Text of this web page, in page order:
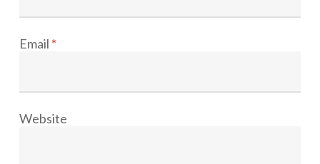
Email *
Website